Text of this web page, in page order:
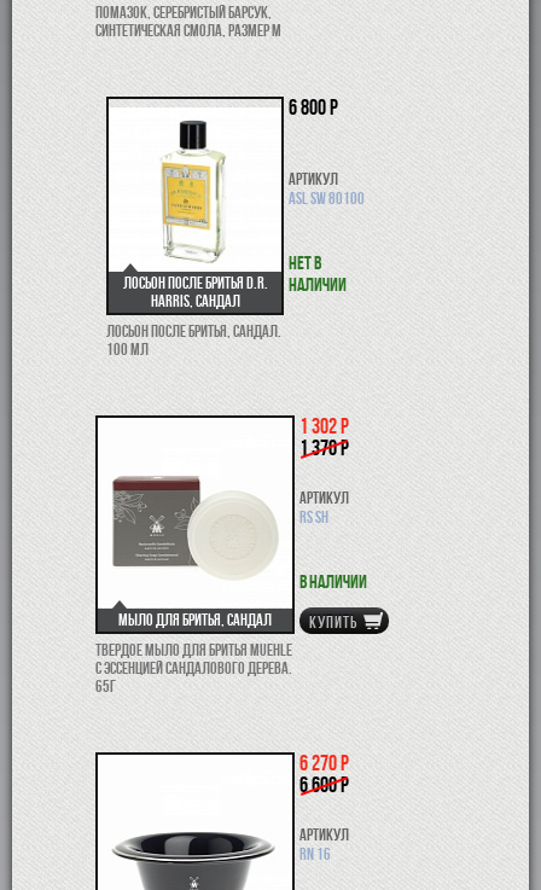
Помазок, серебристый барсук,
синтетическая смола, размер М
Лосьон после бритья D.R.
Harris, сандал
Лосьон после бритья, сандал.
100 мл
6 800 р
Артикул
ASL SW 80100
Нет в
наличии
Мыло для бритья, Сандал
Твердое мыло для бритья Muehle
с эссенцией сандалового дерева.
65г
1 302 р
1 370 р
Артикул
RS SH
В наличии
КУПИТЬ
6 270 р
6 600 р
Артикул
RN 16